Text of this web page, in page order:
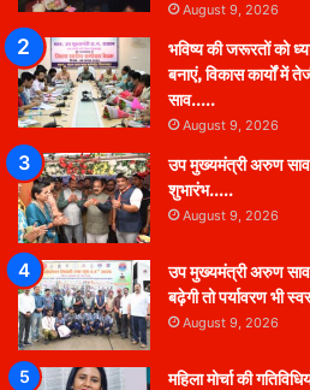
August 9, 2026
भविष्य की जरूरतों को
बनाएं, विकास कार्यों में
साव…..
August 9, 2026
उप मुख्यमंत्री अरुण साव
शुभारंभ…..
August 9, 2026
उप मुख्यमंत्री अरुण साव
बढ़ेगी तो पर्यावरण भी
August 9, 2026
महिला मोर्चा की